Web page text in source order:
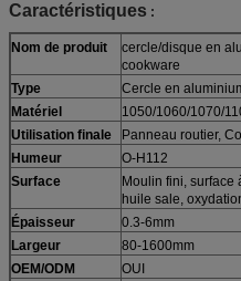
Caractéristiques :
Nom de produit
cercle/disque en
cookware
Type
Cercle en
Matériel
1050/1060/1070/
Utilisation finale
Panneau routier,
Humeur
O-H112
Surface
Moulin fini, surface
huile sale,
Épaisseur
0.3-6mm
Largeur
80-1600mm
OEM/ODM
OUI